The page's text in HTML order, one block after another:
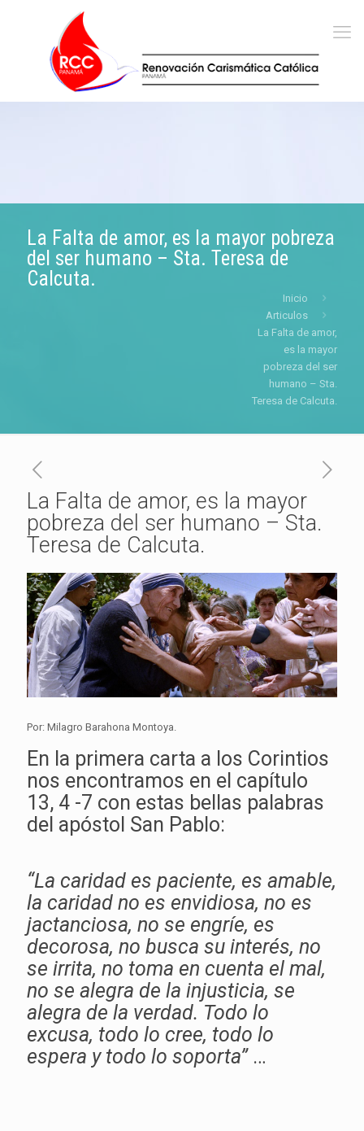
La Falta de amor, es la mayor pobreza
del ser humano – Sta. Teresa de
Calcuta.
Inicio
Articulos
La Falta de amor,
es la mayor
pobreza del ser
humano – Sta.
Teresa de Calcuta.
La Falta de amor, es la mayor
pobreza del ser humano – Sta.
Teresa de Calcuta.
Por: Milagro Barahona Montoya.
En la primera carta a los Corintios
nos encontramos en el capítulo
13, 4 -7 con estas bellas palabras
del apóstol San Pablo:
“La caridad es paciente, es amable,
la caridad no es envidiosa, no es
jactanciosa, no se engríe, es
decorosa, no busca su interés, no
se irrita, no toma en cuenta el mal,
no se alegra de la injusticia, se
alegra de la verdad. Todo lo
excusa, todo lo cree, todo lo
espera y todo lo soporta”…